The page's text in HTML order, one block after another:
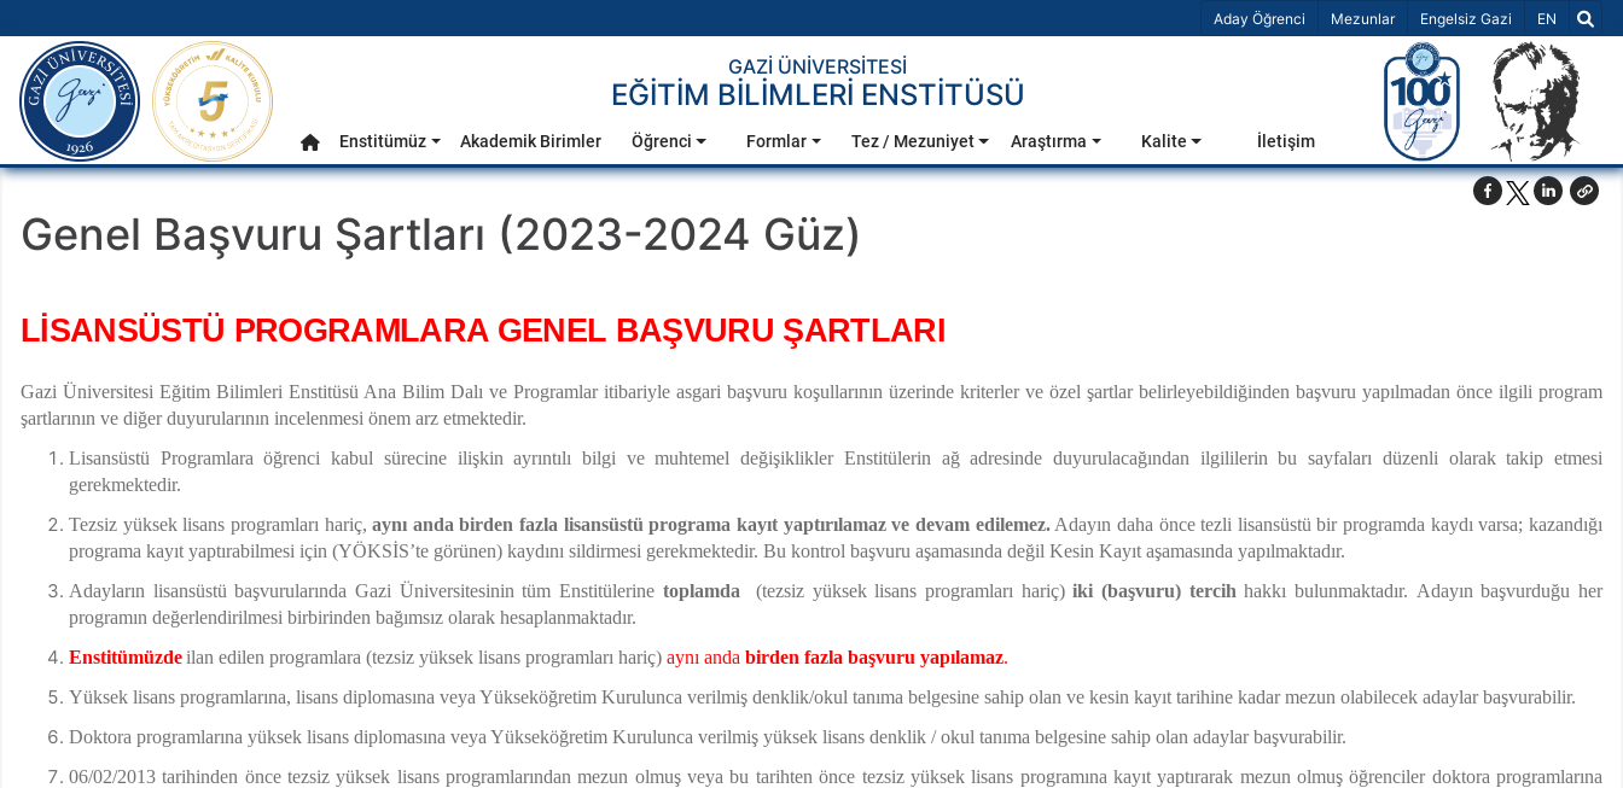
Aday Öğrenci Mezunlar Engelsiz Gazi Dil Seçiniz
EN
Ana Menü
gazi.edu.tr
GAZİ ÜNİVERSİTESİ
EĞİTİM BİLİMLERİ ENSTİTÜSÜ
Anasayfa
Enstitümüz Akademik Birimler Öğrenci Formlar Tez / Mezuniyet Araştırma Kalite İletişim
Genel Başvuru Şartları (2023-2024 Güz)
LİSANSÜSTÜ PROGRAMLARA GENEL BAŞVURU ŞARTLARI
Gazi Üniversitesi Eğitim Bilimleri Enstitüsü Ana Bilim Dalı ve Programlar itibariyle asgari başvuru koşullarının üzerinde kriterler ve özel şartlar belirleyebildiğinden başvuru yapılmadan önce ilgili program
şartlarının ve diğer duyurularının incelenmesi önem arz etmektedir.
Lisansüstü Programlara öğrenci kabul sürecine ilişkin ayrıntılı bilgi ve muhtemel değişiklikler Enstitülerin ağ adresinde duyurulacağından ilgililerin bu sayfaları düzenli olarak takip etmesi
gerekmektedir.
Tezsiz yüksek lisans programları hariç,aynı anda birden fazla lisansüstü programa kayıt yaptırılamaz ve devam edilemez.Adayın daha önce tezli lisansüstü bir programda kaydı varsa; kazandığı
programa kayıt yaptırabilmesi için (YÖKSİS’te görünen) kaydını sildirmesi gerekmektedir. Bu kontrol başvuru aşamasında değil Kesin Kayıt aşamasında yapılmaktadır.
Adayların lisansüstü başvurularında Gazi Üniversitesinin tüm Enstitülerine toplamda (tezsiz yüksek lisans programları hariç)iki (başvuru) tercih hakkı bulunmaktadır. Adayın başvurduğu her
programın değerlendirilmesi birbirinden bağımsız olarak hesaplanmaktadır.
Enstitümüzdeilan edilen programlara (tezsiz yüksek lisans programları hariç) aynı anda birden fazla başvuru yapılamaz.
Yüksek lisans programlarına, lisans diplomasına veya Yükseköğretim Kurulunca verilmiş denklik/okul tanıma belgesine sahip olan ve kesin kayıt tarihine kadar mezun olabilecek adaylar başvurabilir.
Doktora programlarına yüksek lisans diplomasına veya Yükseköğretim Kurulunca verilmiş yüksek lisans denklik / okul tanıma belgesine sahip olan adaylar başvurabilir.
06/02/2013 tarihinden önce tezsiz yüksek lisans programlarından mezun olmuş veya bu tarihten önce tezsiz yüksek lisans programına kayıt yaptırarak mezun olmuş öğrenciler doktora programlarına